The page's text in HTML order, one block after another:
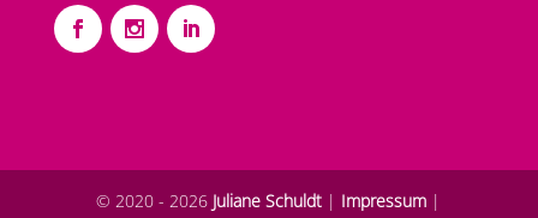
© 2020 - 2026 Juliane Schuldt | Impressum |